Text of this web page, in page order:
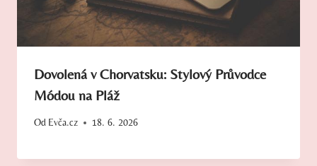
Dovolená v Chorvatsku: Stylový Průvodce
Módou na Pláž
Od Evča.cz 18. 6. 2026